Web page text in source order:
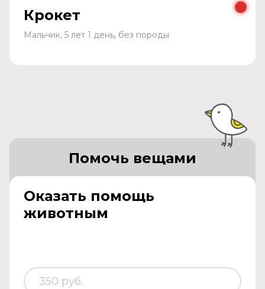
Крокет
Мальчик, 5 лет 1 день, без породы
Оказать помощь
животным
Помочь вещами